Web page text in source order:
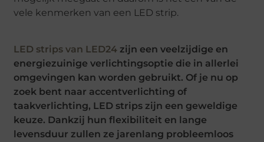
vele kenmerken van een LED strip.
LED strips van LED24 zijn een veelzijdige en
energiezuinige verlichtingsoptie die in allerlei
omgevingen kan worden gebruikt. Of je nu op
zoek bent naar accentverlichting of
taakverlichting, LED strips zijn een geweldige
keuze. Dankzij hun flexibiliteit en lange
levensduur zullen ze jarenlang probleemloos